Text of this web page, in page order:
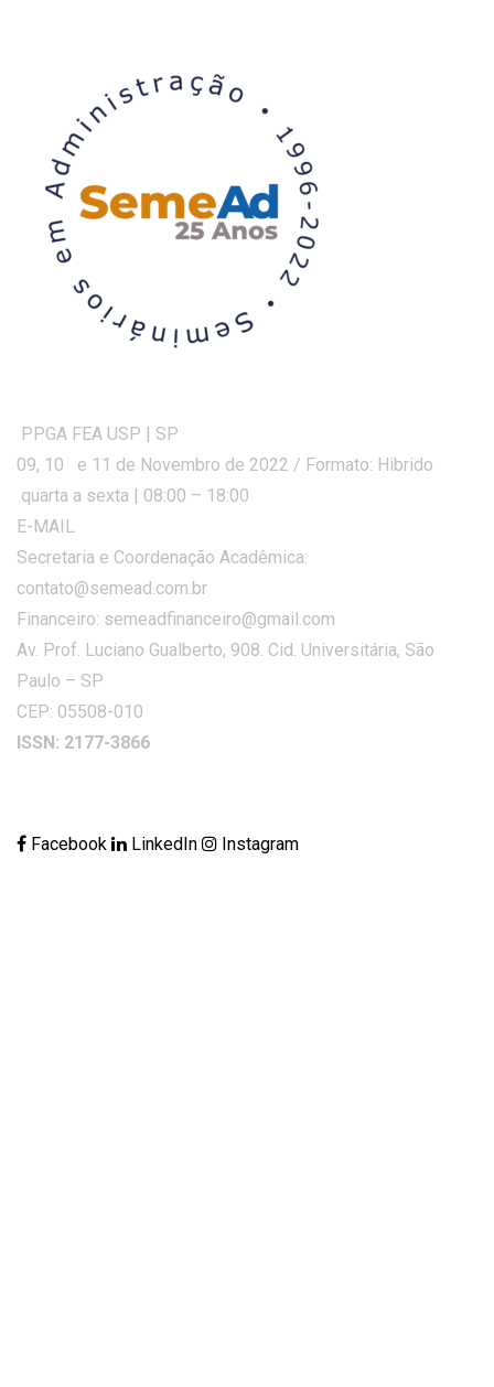
PPGA FEA USP | SP
09, 10 e 11 de Novembro de 2022 / Formato: Hibrido
quarta a sexta | 08:00 – 18:00
E-MAIL
Secretaria e Coordenação Acadêmica:
contato@semead.com.br
Financeiro: semeadfinanceiro@gmail.com
Av. Prof. Luciano Gualberto, 908. Cid. Universitária, São
Paulo – SP
CEP: 05508-010
ISSN: 2177-3866
Facebook LinkedIn Instagram